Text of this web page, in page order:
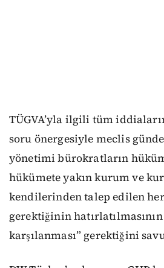
TÜGVA’yla ilgili tüm
soru önergesiyle meclis
yönetimi bürokratların
hükümete yakın kurum ve
kendilerinden talep edilen
gerektiğinin
karşılanması” gerektiğini